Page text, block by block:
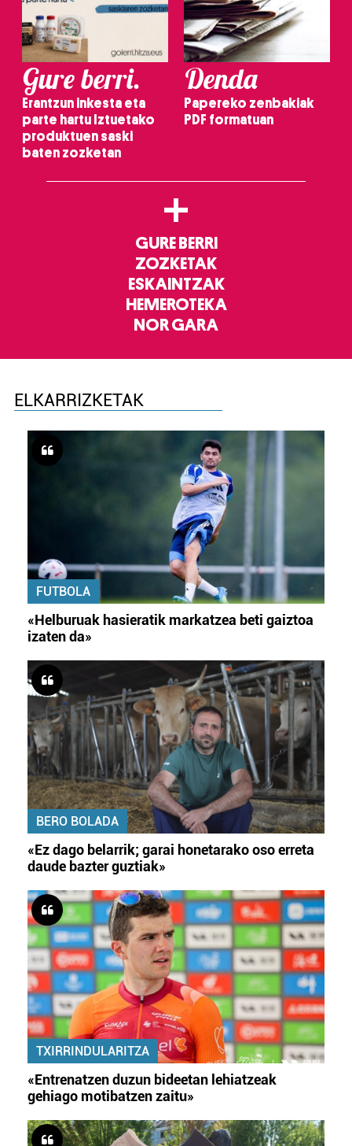
Gure berri.
Erantzun inkesta eta
parte hartu Iztuetako
produktuen saski
baten zozketan
Denda
Papereko zenbakiak
PDF formatuan
+
GURE BERRI
ZOZKETAK
ESKAINTZAK
HEMEROTEKA
NOR GARA
ELKARRIZKETAK
FUTBOLA
«Helburuak hasieratik markatzea beti gaiztoa
izaten da»
BERO BOLADA
«Ez dago belarrik; garai honetarako oso erreta
daude bazter guztiak»
TXIRRINDULARITZA
«Entrenatzen duzun bideetan lehiatzeak
gehiago motibatzen zaitu»